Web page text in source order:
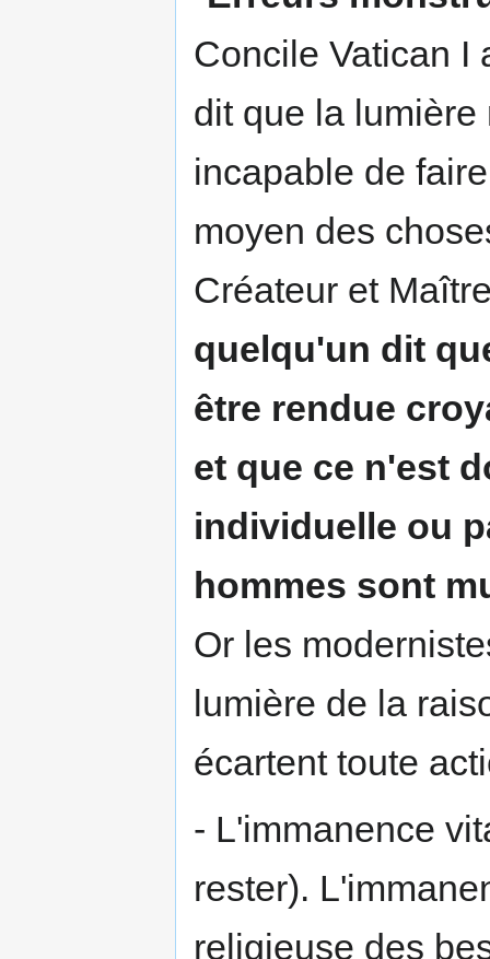
Concile Vatican I
dit que la
incapable de
moyen des
Créateur et
quelqu'un dit
être rendue
et que ce n'est
individuelle ou
hommes sont
Or les
lumière de la
écartent toute
- L'immanence
rester).
religieuse des